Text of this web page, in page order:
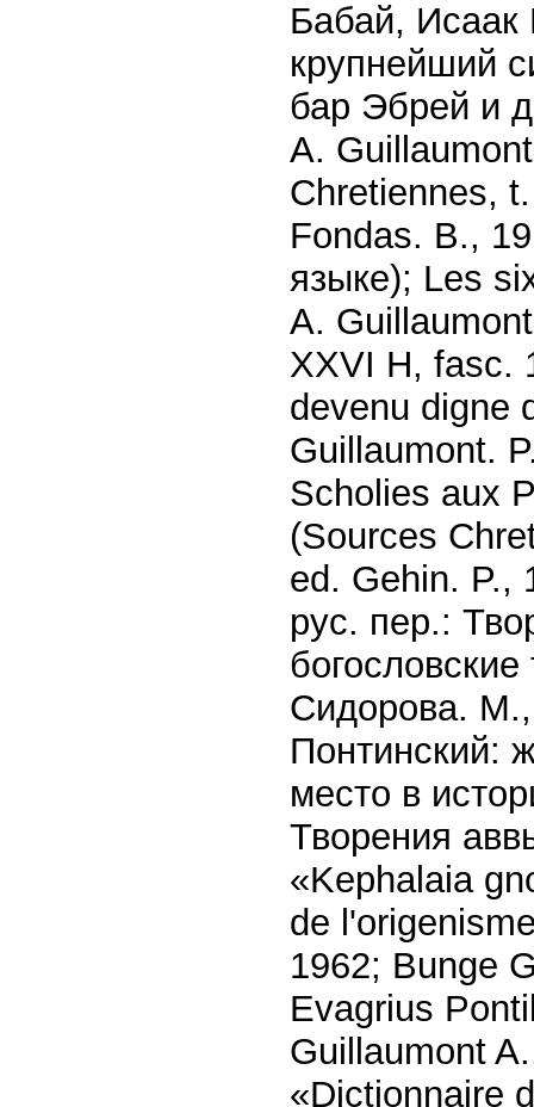
Бабай, Исаак
крупнейший
бар Эбрей и
A.
Chretiennes,
Fondas. В.,
языке); Les
A.
XXVI H, fasc.
devenu digne
Guillaumont.
Scholies aux
(Sources
ed. Gehin. P.,
рус. пер.:
Сидорова.
Понтинский:
место в
Творения
«Kephalaia
de
1962; Bunge
Evagrius
Guillaumont
«Dictionnaire